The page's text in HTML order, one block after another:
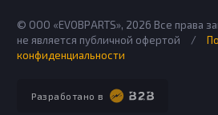
Разработано в
© ООО «EVOBPARTS», 2026 Все права
не является публичной офертой
/
конфиденциальности